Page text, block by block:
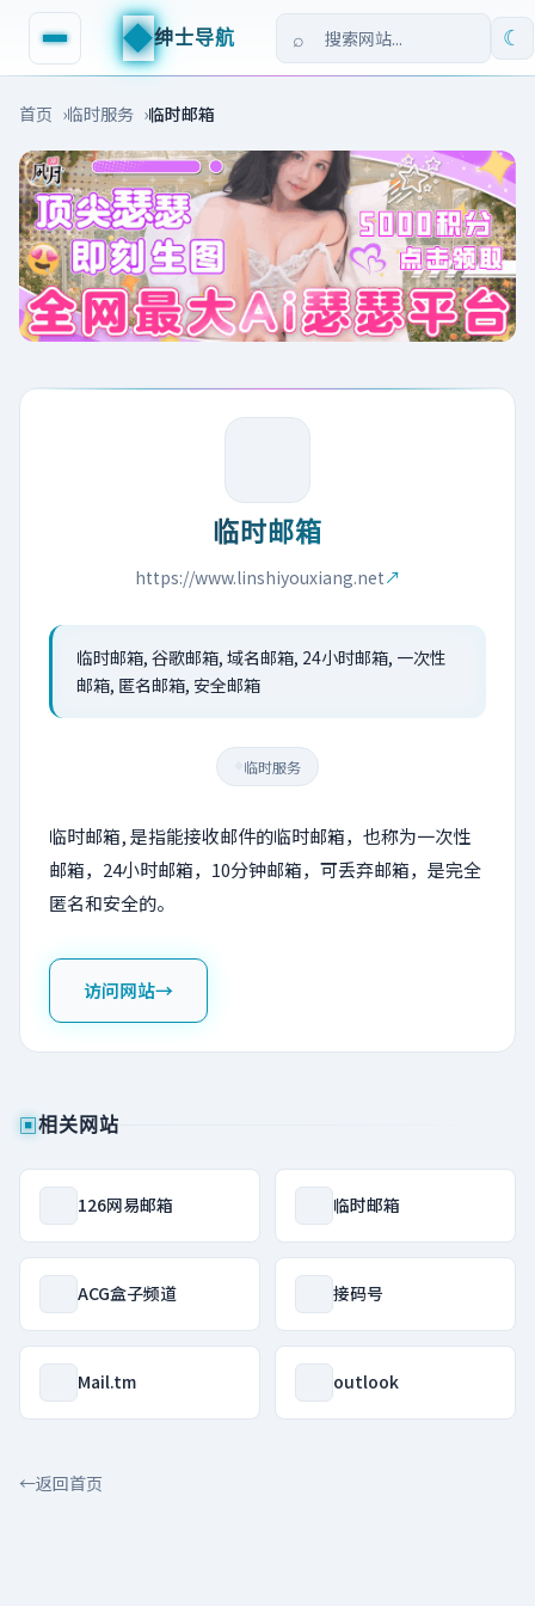
◆绅士导航 ☾
首页 临时服务 临时邮箱
临时邮箱
https://www.linshiyouxiang.net↗
临时邮箱, 谷歌邮箱, 域名邮箱, 24小时邮箱, 一次性
邮箱, 匿名邮箱, 安全邮箱
临时服务
临时邮箱, 是指能接收邮件的临时邮箱，也称为一次性
邮箱，24小时邮箱，10分钟邮箱，可丢弃邮箱，是完全
匿名和安全的。
访问网站→
▣相关网站
126网易邮箱 临时邮箱
ACG盒子频道 接码号
Mail.tm outlook
←返回首页